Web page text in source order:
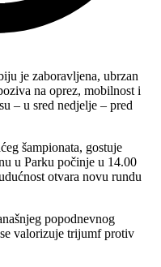
je zaboravljena, ubrzan
na oprez, mobilnost i
– u sred nedjelje – pred
šampionata, gostuje
u Parku počinje u 14.00
otvara novu rundu
popodnevnog
valorizuje trijumf protiv